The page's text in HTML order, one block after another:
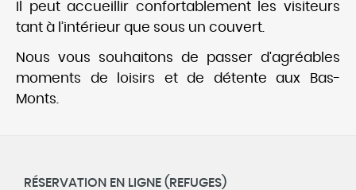
Dons - Subventions
Il peut accueillir confortablement les visiteurs
tant à l’intérieur que sous un couvert.
Nous vous souhaitons de passer d'agréables
moments de loisirs et de détente aux Bas-
Monts.
RÉSERVATION EN LIGNE (REFUGES)